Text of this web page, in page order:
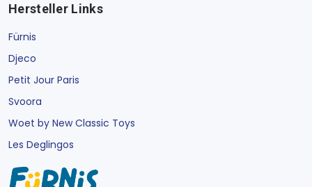
Hersteller Links
Fürnis
Djeco
Petit Jour Paris
Svoora
Woet by New Classic Toys
Les Deglingos